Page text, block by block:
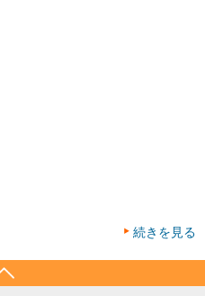
続きを見る